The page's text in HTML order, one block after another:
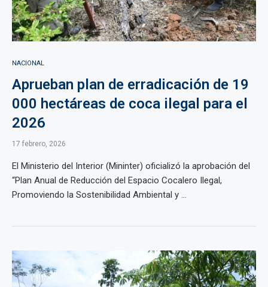
NACIONAL
Aprueban plan de erradicación de 19
000 hectáreas de coca ilegal para el
2026
17 febrero, 2026
El Ministerio del Interior (Mininter) oficializó la aprobación del
“Plan Anual de Reducción del Espacio Cocalero Ilegal,
Promoviendo la Sostenibilidad Ambiental y ...